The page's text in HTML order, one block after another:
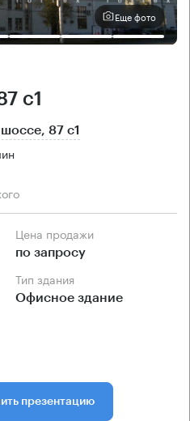
Еще фото
с1
87 с1
Цена продажи
по запросу
Тип здания
Офисное здание
презентацию